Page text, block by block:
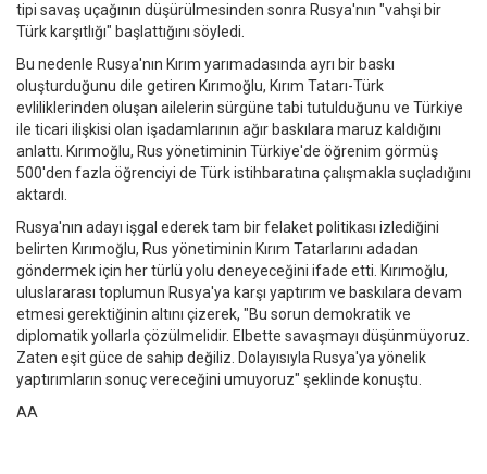
tipi savaş uçağının düşürülmesinden sonra Rusya'nın "vahşi bir
Türk karşıtlığı" başlattığını söyledi.
Bu nedenle Rusya'nın Kırım yarımadasında ayrı bir baskı
oluşturduğunu dile getiren Kırımoğlu, Kırım Tatarı-Türk
evliliklerinden oluşan ailelerin sürgüne tabi tutulduğunu ve Türkiye
ile ticari ilişkisi olan işadamlarının ağır baskılara maruz kaldığını
anlattı. Kırımoğlu, Rus yönetiminin Türkiye'de öğrenim görmüş
500'den fazla öğrenciyi de Türk istihbaratına çalışmakla suçladığını
aktardı.
Rusya'nın adayı işgal ederek tam bir felaket politikası izlediğini
belirten Kırımoğlu, Rus yönetiminin Kırım Tatarlarını adadan
göndermek için her türlü yolu deneyeceğini ifade etti. Kırımoğlu,
uluslararası toplumun Rusya'ya karşı yaptırım ve baskılara devam
etmesi gerektiğinin altını çizerek, "Bu sorun demokratik ve
diplomatik yollarla çözülmelidir. Elbette savaşmayı düşünmüyoruz.
Zaten eşit güce de sahip değiliz. Dolayısıyla Rusya'ya yönelik
yaptırımların sonuç vereceğini umuyoruz" şeklinde konuştu.
AA